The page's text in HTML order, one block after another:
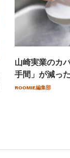
山崎実業のカ
手間」が減っ
ROOMIE編集部